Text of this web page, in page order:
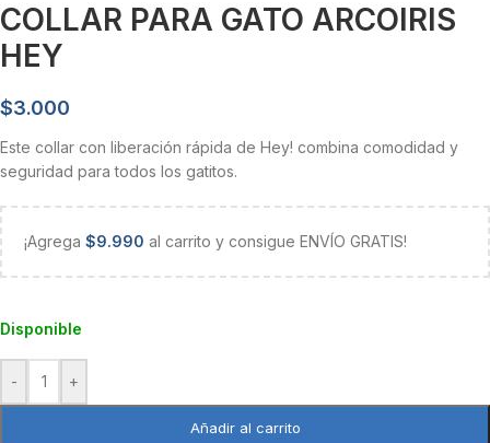
COLLAR PARA GATO ARCOIRIS
HEY
$3.000
Este collar con liberación rápida de Hey! combina comodidad y
seguridad para todos los gatitos.
¡Agrega $9.990 al carrito y consigue ENVÍO GRATIS!
Disponible
- +
Añadir al carrito